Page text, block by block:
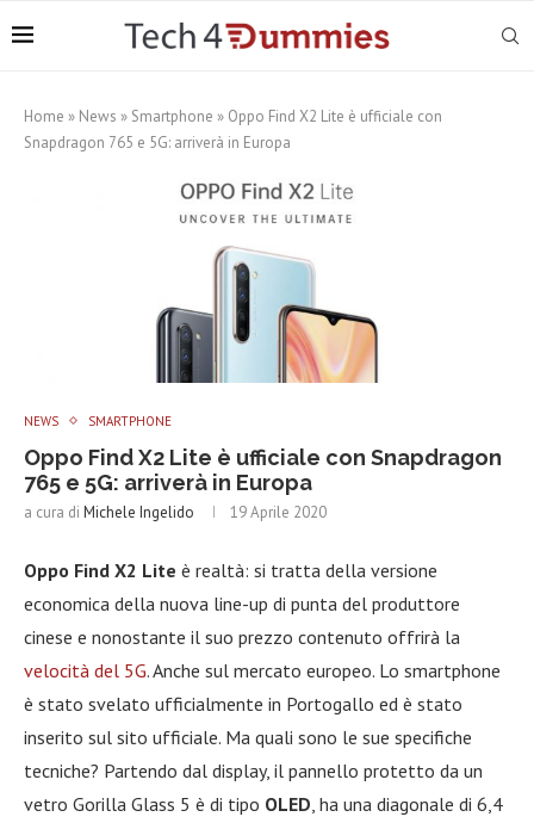
Home » News » Smartphone » Oppo Find X2 Lite è ufficiale con
Snapdragon 765 e 5G: arriverà in Europa
NEWS SMARTPHONE
Oppo Find X2 Lite è ufficiale con Snapdragon
765 e 5G: arriverà in Europa
a cura di Michele Ingelido 19 Aprile 2020
Oppo Find X2 Lite è realtà: si tratta della versione
economica della nuova line-up di punta del produttore
cinese e nonostante il suo prezzo contenuto offrirà la
velocità del 5G. Anche sul mercato europeo. Lo smartphone
è stato svelato ufficialmente in Portogallo ed è stato
inserito sul sito ufficiale. Ma quali sono le sue specifiche
tecniche? Partendo dal display, il pannello protetto da un
vetro Gorilla Glass 5 è di tipo OLED , ha una diagonale di 6,4